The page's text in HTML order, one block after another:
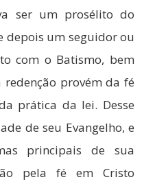
ser um prosélito do
depois um seguidor ou
com o Batismo, bem
provém da fé
prática da lei. Desse
de seu Evangelho, e
principais de sua
pela fé em Cristo